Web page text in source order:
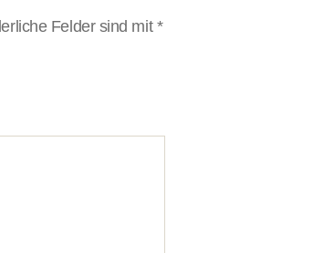
Felder sind mit*